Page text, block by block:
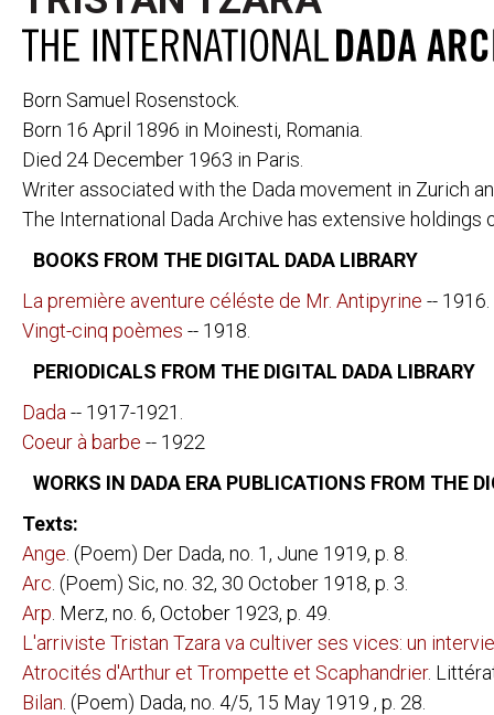
PERIODICALS
291
391
AESTHETE 1925
ALMANACH DER
ALMANACH DER
CABARET
CANNIBALE
DADA
DER DADA
DIE FREUDE
BOOKS BY AUTHOR
CELINE ARNAULD:
JEAN ARP:
LOUIS ARAGON:
ANICET
LES
FEU DE JOIE
JOAHNNES BAADER:
[POSTKARTE
Born Samuel Rosenstock.
Born 16 April 1896 in Moinesti, Romania.
Died 24 December 1963 in Paris.
Writer associated with the Dada movement in Zurich
The International Dada Archive has extensive holdings
BOOKS FROM THE DIGITAL DADA LIBRARY
La première aventure céléste de Mr. Antipyrine -- 1916.
Vingt-cinq poèmes -- 1918.
PERIODICALS FROM THE DIGITAL DADA LIBRARY
Dada -- 1917-1921.
Coeur à barbe -- 1922
WORKS IN DADA ERA PUBLICATIONS FROM THE
Texts:
Ange . (Poem) Der Dada, no. 1, June 1919, p. 8.
Arc . (Poem) Sic, no. 32, 30 October 1918, p. 3.
Arp . Merz, no. 6, October 1923, p. 49.
L'arriviste Tristan Tzara va cultiver ses vices: un
Atrocités d'Arthur et Trompette et Scaphandrier.
Bilan . (Poem) Dada, no. 4/5, 15 May 1919 , p. 28.